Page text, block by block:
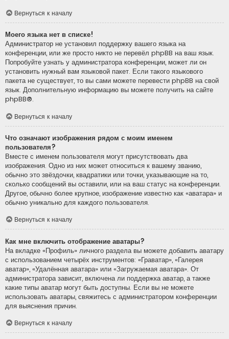
Вернуться к началу
Моего языка нет в списке!
Администратор не установил поддержку вашего языка на
конференции, или же просто никто не перевёл phpBB на ваш язык.
Попробуйте узнать у администратора конференции, может ли он
установить нужный вам языковой пакет. Если такого языкового
пакета не существует, то вы сами можете перевести phpBB на свой
язык. Дополнительную информацию вы можете получить на сайте
phpBB®.
Вернуться к началу
Что означают изображения рядом с моим именем
пользователя?
Вместе с именем пользователя могут присутствовать два
изображения. Одно из них может относиться к вашему званию,
обычно это звёздочки, квадратики или точки, указывающие на то,
сколько сообщений вы оставили, или на ваш статус на конференции.
Другое, обычно более крупное, изображение известно как «аватара» и
обычно уникально для каждого пользователя.
Вернуться к началу
Как мне включить отображение аватары?
На вкладке «Профиль» личного раздела вы можете добавить аватару
с использованием четырёх инструментов: «Граватар», «Галерея
аватар», «Удалённая аватара» или «Загружаемая аватара». От
администратора зависит, включена ли поддержка аватар, а также
какие типы аватар могут быть доступны. Если вы не можете
использовать аватары, свяжитесь с администратором конференции
для выяснения причин.
Вернуться к началу